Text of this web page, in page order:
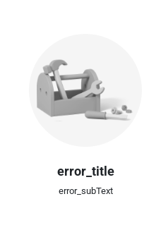
error_title
error_subText